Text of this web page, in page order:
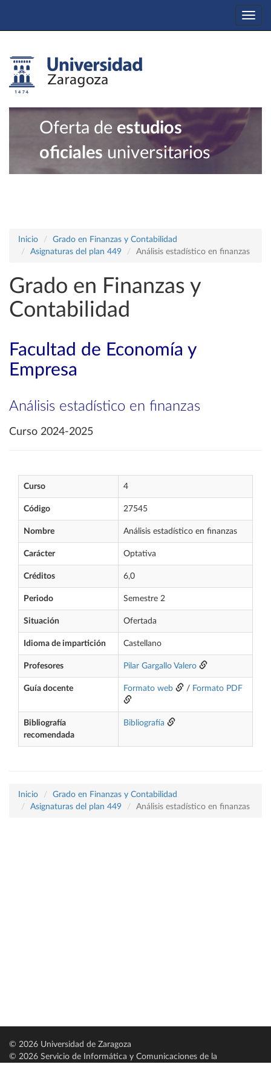
Oferta de estudios
oficiales universitarios
Inicio
Grado en Finanzas y Contabilidad
Asignaturas del plan 449
Análisis estadístico en finanzas
Grado en Finanzas y
Contabilidad
Facultad de Economía y
Empresa
Análisis estadístico en finanzas
Curso 2024-2025
Curso 4
Código 27545
Nombre Análisis estadístico en finanzas
Carácter Optativa
Créditos 6,0
Periodo Semestre 2
Situación Ofertada
Idioma de impartición Castellano
Profesores Pilar Gargallo Valero
Guía docente Formato web / Formato PDF
Bibliografía
recomendada
Bibliografía
Inicio
Grado en Finanzas y Contabilidad
Asignaturas del plan 449
Análisis estadístico en finanzas
© 2026 Universidad de Zaragoza
© 2026 Servicio de Informática y Comunicaciones de la